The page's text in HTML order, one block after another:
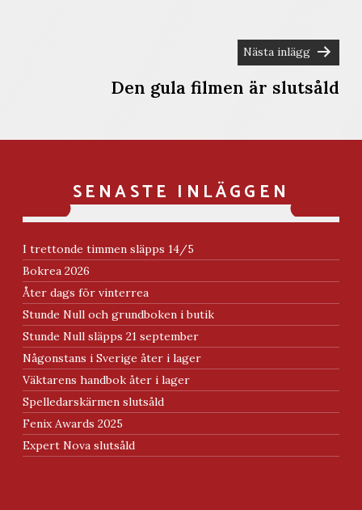
Nästa inlägg
Den gula filmen är slutsåld
SENASTE INLÄGGEN
I trettonde timmen släpps 14/5
Bokrea 2026
Åter dags för vinterrea
Stunde Null och grundboken i butik
Stunde Null släpps 21 september
Någonstans i Sverige åter i lager
Väktarens handbok åter i lager
Spelledarskärmen slutsåld
Fenix Awards 2025
Expert Nova slutsåld